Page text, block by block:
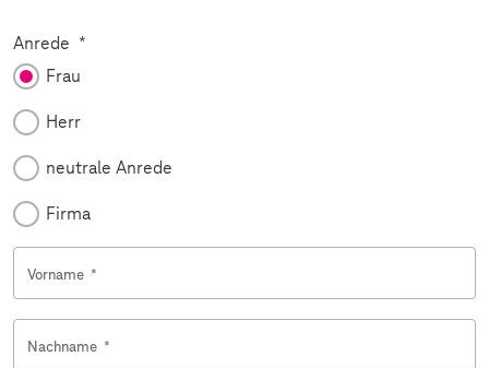
Anrede Pflichtfeld
*
Frau
Herr
neutrale Anrede
Firma
Vorname *
Nachname *